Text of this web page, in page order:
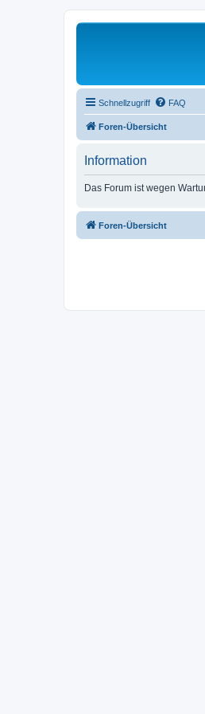
Schnellzugriff FAQ
Foren-Übersicht
Information
Das Forum ist wegen
Foren-Übersicht